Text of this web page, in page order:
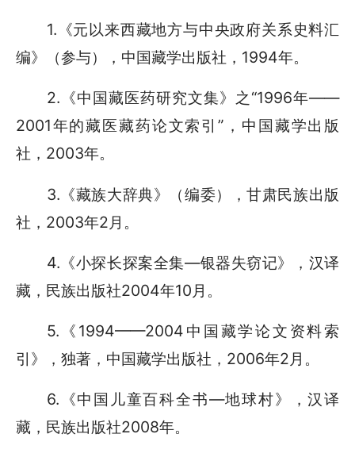
1.《元以来西藏地方与中央政府关系史料汇
编》（参与），中国藏学出版社，1994年。
2.《中国藏医药研究文集》之“1996年——
2001年的藏医藏药论文索引”，中国藏学出版
社，2003年。
3.《藏族大辞典》（编委），甘肃民族出版
社，2003年2月。
4.《小探长探案全集—银器失窃记》，汉译
藏，民族出版社2004年10月。
5.《1994——2004中国藏学论文资料索
引》，独著，中国藏学出版社，2006年2月。
6.《中国儿童百科全书—地球村》，汉译
藏，民族出版社2008年。